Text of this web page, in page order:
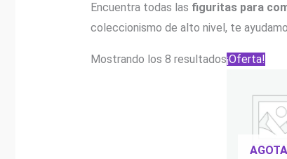
Encuentra todas las figuritas para
coleccionismo de alto nivel, te
Mostrando los 8 resultadosOrdenado
popularidad
¡Oferta!